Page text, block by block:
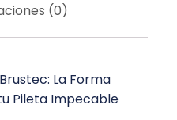
(0)
La Forma
Pileta Impecable